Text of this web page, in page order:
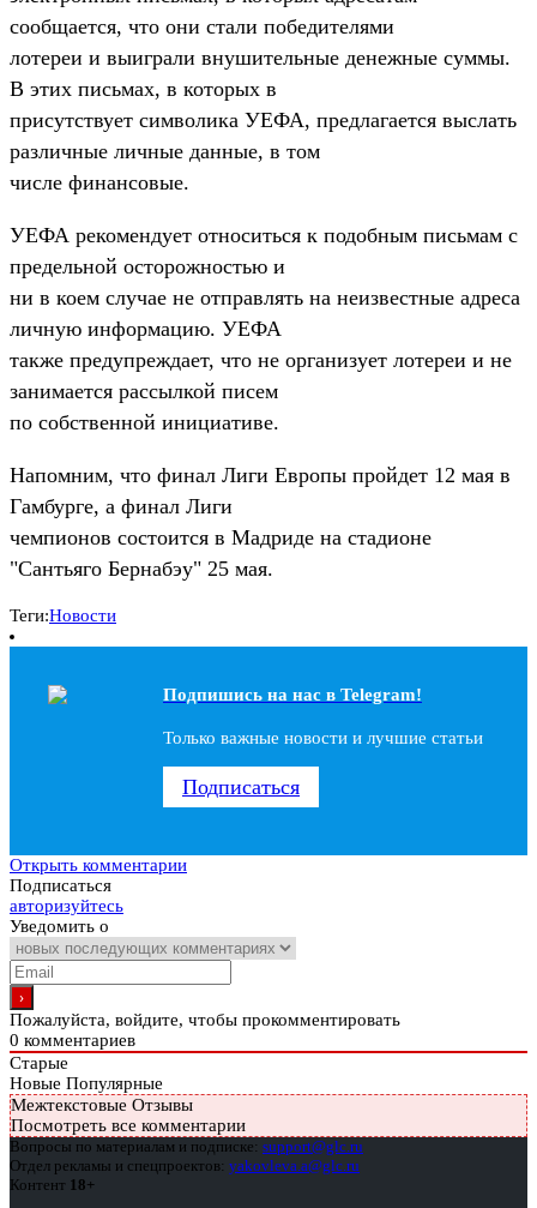
сообщается, что они стали победителями
лотереи и выиграли внушительные денежные суммы.
В этих письмах, в которых в
присутствует символика УЕФА, предлагается выслать
различные личные данные, в том
числе финансовые.
УЕФА рекомендует относиться к подобным письмам с
предельной осторожностью и
ни в коем случае не отправлять на неизвестные адреса
личную информацию. УЕФА
также предупреждает, что не организует лотереи и не
занимается рассылкой писем
по собственной инициативе.
Напомним, что финал Лиги Европы пройдет 12 мая в
Гамбурге, а финал Лиги
чемпионов состоится в Мадриде на стадионе
"Сантьяго Бернабэу" 25 мая.
Теги:Новости
Подпишись на наc в Telegram!
Только важные новости и лучшие статьи
Подписаться
Открыть комментарии
Подписаться
авторизуйтесь
Уведомить о
Пожалуйста, войдите, чтобы прокомментировать
0 комментариев
Старые
Новые Популярные
Межтекстовые Отзывы
Посмотреть все комментарии
Вопросы по материалам и подписке: support@glc.ru
Отдел рекламы и спецпроектов: yakovleva.a@glc.ru
Контент 18+